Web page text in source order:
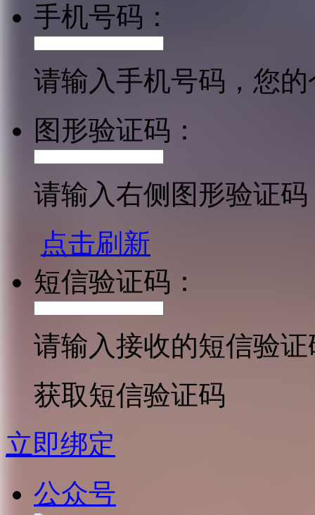
手机号码：
请输入手机号码，您
图形验证码：
请输入右侧图形验证码
点击刷新
短信验证码：
请输入接收的短信验证
获取短信验证码
立即绑定
公众号